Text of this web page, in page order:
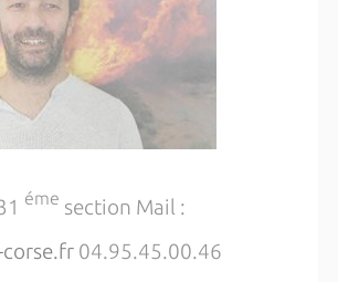
éme section Mail :
04.95.45.00.46